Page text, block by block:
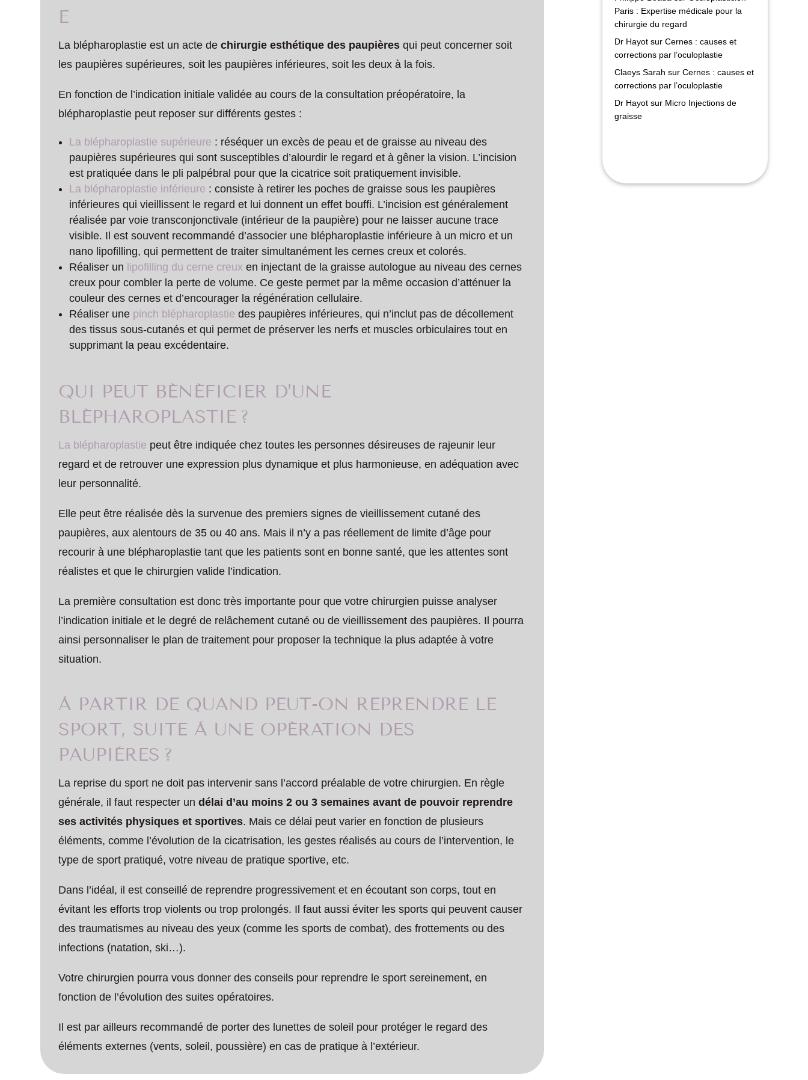
E
La blépharoplastie est un acte dechirurgie esthétique des paupières qui peut concerner soit
les paupières supérieures, soit les paupières inférieures, soit les deux à la fois.
En fonction de l’indication initiale validée au cours de la consultation préopératoire, la
blépharoplastie peut reposer sur différents gestes :
La blépharoplastie supérieure : réséquer un excès de peau et de graisse au niveau des
paupières supérieures qui sont susceptibles d’alourdir le regard et à gêner la vision. L’incision
est pratiquée dans le pli palpébral pour que la cicatrice soit pratiquement invisible.
La blépharoplastie inférieure : consiste à retirer les poches de graisse sous les paupières
inférieures qui vieillissent le regard et lui donnent un effet bouffi. L’incision est généralement
réalisée par voie transconjonctivale (intérieur de la paupière) pour ne laisser aucune trace
visible. Il est souvent recommandé d’associer une blépharoplastie inférieure à un micro et un
nano lipofilling, qui permettent de traiter simultanément les cernes creux et colorés.
Réaliser un lipofilling du cerne creux en injectant de la graisse autologue au niveau des cernes
creux pour combler la perte de volume. Ce geste permet par la même occasion d’atténuer la
couleur des cernes et d’encourager la régénération cellulaire.
Réaliser une pinch blépharoplastie des paupières inférieures, qui n’inclut pas de décollement
des tissus sous-cutanés et qui permet de préserver les nerfs et muscles orbiculaires tout en
supprimant la peau excédentaire.
QUI PEUT BÉNÉFICIER D’UNE
BLÉPHAROPLASTIE ?
La blépharoplastie peut être indiquée chez toutes les personnes désireuses de rajeunir leur
regard et de retrouver une expression plus dynamique et plus harmonieuse, en adéquation avec
leur personnalité.
Elle peut être réalisée dès la survenue des premiers signes de vieillissement cutané des
paupières, aux alentours de 35 ou 40 ans. Mais il n’y a pas réellement de limite d’âge pour
recourir à une blépharoplastie tant que les patients sont en bonne santé, que les attentes sont
réalistes et que le chirurgien valide l’indication.
La première consultation est donc très importante pour que votre chirurgien puisse analyser
l’indication initiale et le degré de relâchement cutané ou de vieillissement des paupières. Il pourra
ainsi personnaliser le plan de traitement pour proposer la technique la plus adaptée à votre
situation.
À PARTIR DE QUAND PEUT-ON REPRENDRE LE
SPORT, SUITE À UNE OPÉRATION DES
PAUPIÈRES ?
La reprise du sport ne doit pas intervenir sans l’accord préalable de votre chirurgien. En règle
générale, il faut respecter un délai d’au moins 2 ou 3 semaines avant de pouvoir reprendre
ses activités physiques et sportives. Mais ce délai peut varier en fonction de plusieurs
éléments, comme l’évolution de la cicatrisation, les gestes réalisés au cours de l’intervention, le
type de sport pratiqué, votre niveau de pratique sportive, etc.
Dans l’idéal, il est conseillé de reprendre progressivement et en écoutant son corps, tout en
évitant les efforts trop violents ou trop prolongés. Il faut aussi éviter les sports qui peuvent causer
des traumatismes au niveau des yeux (comme les sports de combat), des frottements ou des
infections (natation, ski…).
Votre chirurgien pourra vous donner des conseils pour reprendre le sport sereinement, en
fonction de l’évolution des suites opératoires.
Il est par ailleurs recommandé de porter des lunettes de soleil pour protéger le regard des
éléments externes (vents, soleil, poussière) en cas de pratique à l’extérieur.
Paris : Expertise médicale pour la
chirurgie du regard
Dr Hayotsur Cernes : causes et
corrections par l’oculoplastie
Claeys Sarah sur Cernes : causes et
corrections par l’oculoplastie
Dr Hayotsur Micro Injections de
graisse